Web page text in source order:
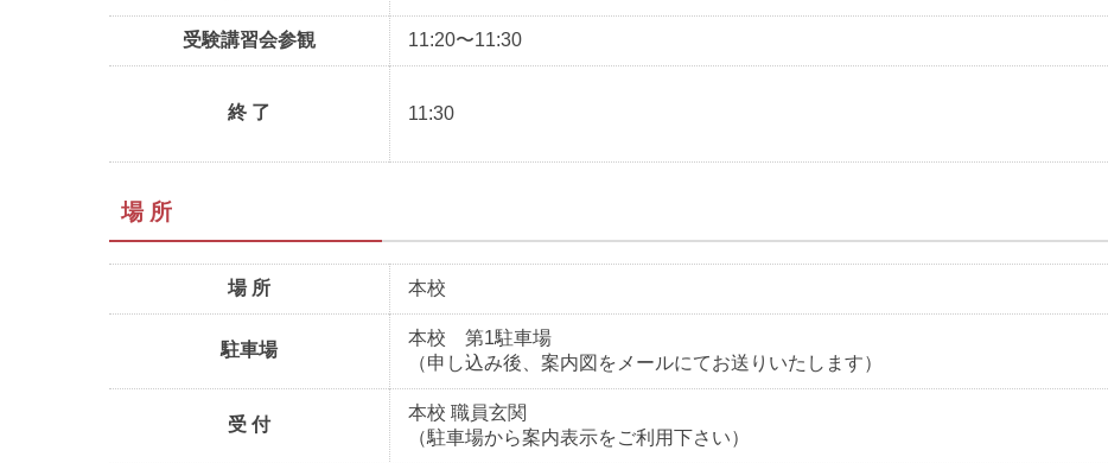
受験講習会参観 11:20〜11:30
終 了 11:30
場 所
場 所 本校
駐車場
本校 第1駐車場
（申し込み後、案内図をメールにてお送りいたします）
受 付
本校 職員玄関
（駐車場から案内表示をご利用下さい）